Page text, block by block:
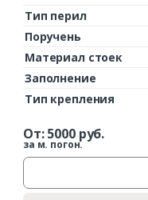
Тип перил
Поручень
Материал стоек
Заполнение
Тип крепления
От:5000руб.
за м. погон.